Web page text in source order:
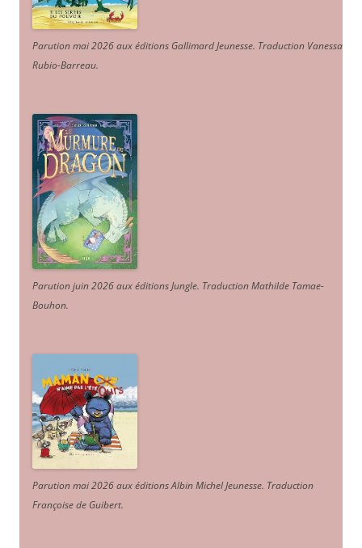
Parution mai 2026 aux éditions Gallimard Jeunesse. Traduction Vanessa
Rubio-Barreau.
Parution juin 2026 aux éditions Jungle. Traduction Mathilde Tamae-
Bouhon.
Parution mai 2026 aux éditions Albin Michel Jeunesse. Traduction
Françoise de Guibert.